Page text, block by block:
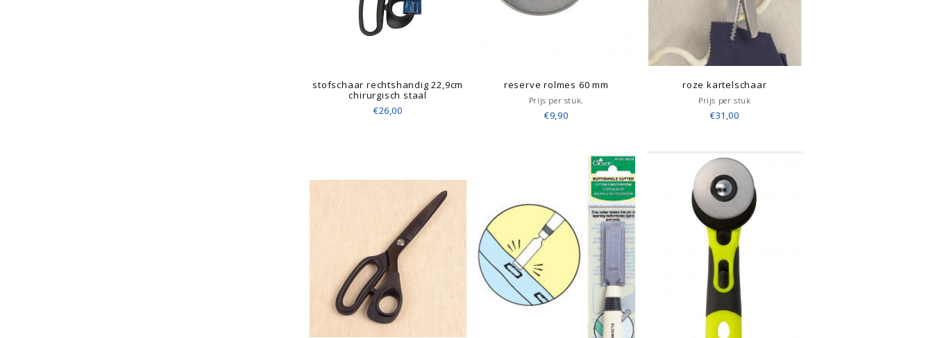
stofschaar rechtshandig 22,9cm
chirurgisch staal
€26,00
reserve rolmes 60 mm
Prijs per stuk.
€9,90
roze kartelschaar
Prijs per stuk
€31,00